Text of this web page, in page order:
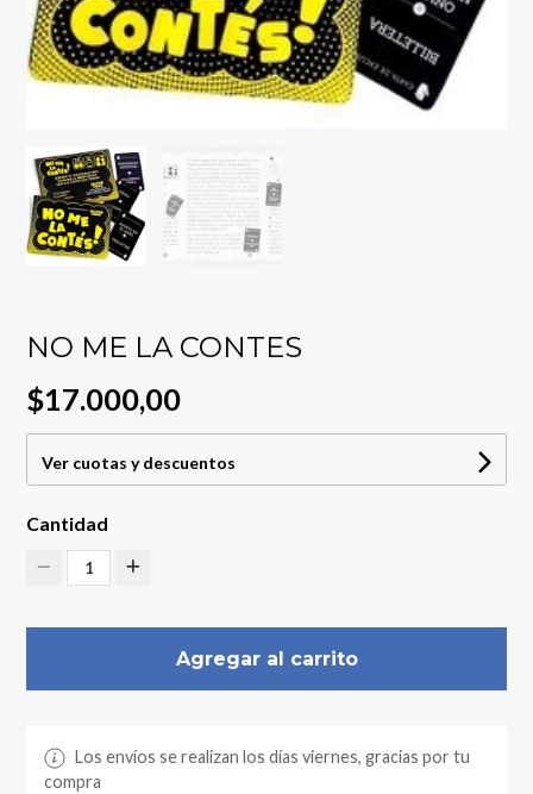
NO ME LA CONTES
$17.000,00
Ver cuotas y descuentos
Cantidad
1
Agregar al carrito
Los envíos se realizan los días viernes, gracias por tu
compra